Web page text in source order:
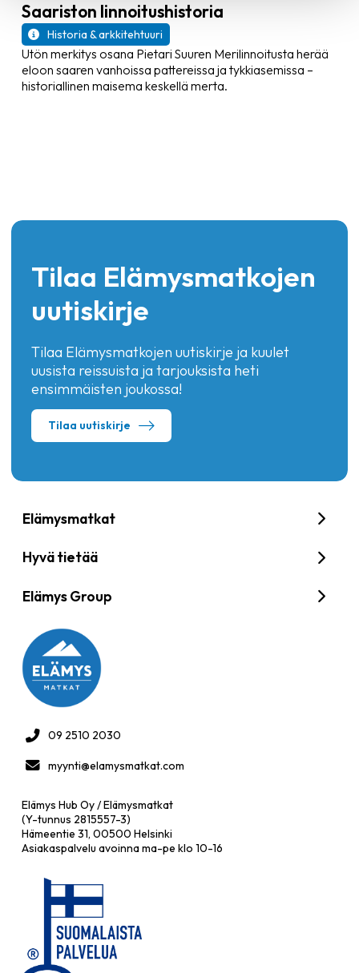
Saariston linnoitushistoria
Historia & arkkitehtuuri
Utön merkitys osana Pietari Suuren Merilinnoitusta herää
eloon saaren vanhoissa pattereissa ja tykkiasemissa –
historiallinen maisema keskellä merta.
Tilaa Elämysmatkojen
uutiskirje
Tilaa Elämysmatkojen uutiskirje ja kuulet
uusista reissuista ja tarjouksista heti
ensimmäisten joukossa!
Tilaa uutiskirje
Elämysmatkat
Hyvä tietää
Elämys Group
09 2510 2030
myynti@elamysmatkat.com
Elämys Hub Oy / Elämysmatkat
(Y-tunnus 2815557-3)
Hämeentie 31, 00500 Helsinki
Asiakaspalvelu avoinna ma-pe klo 10-16